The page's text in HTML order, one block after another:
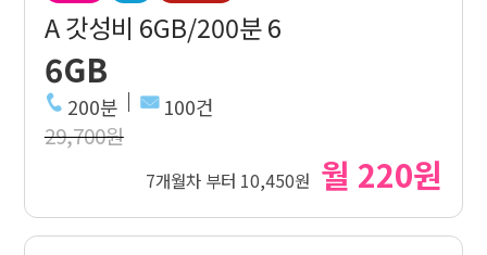
A 갓성비 6GB/200분 6
6GB
200분 100건
29,700원
7개월차 부터 10,450원 월 220원